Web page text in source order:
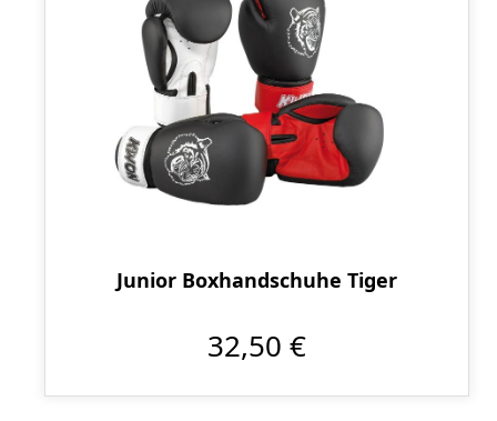
Junior Boxhandschuhe Tiger
32,50 €